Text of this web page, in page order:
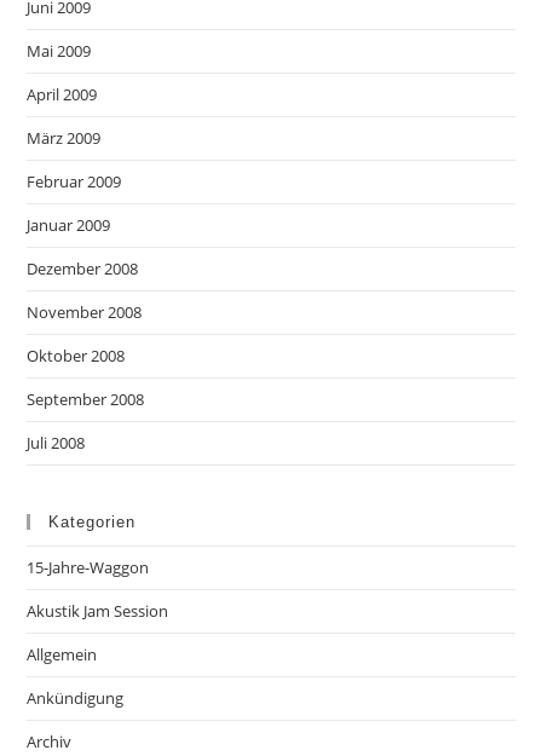
Juni 2009
Mai 2009
April 2009
März 2009
Februar 2009
Januar 2009
Dezember 2008
November 2008
Oktober 2008
September 2008
Juli 2008
Kategorien
15-Jahre-Waggon
Akustik Jam Session
Allgemein
Ankündigung
Archiv